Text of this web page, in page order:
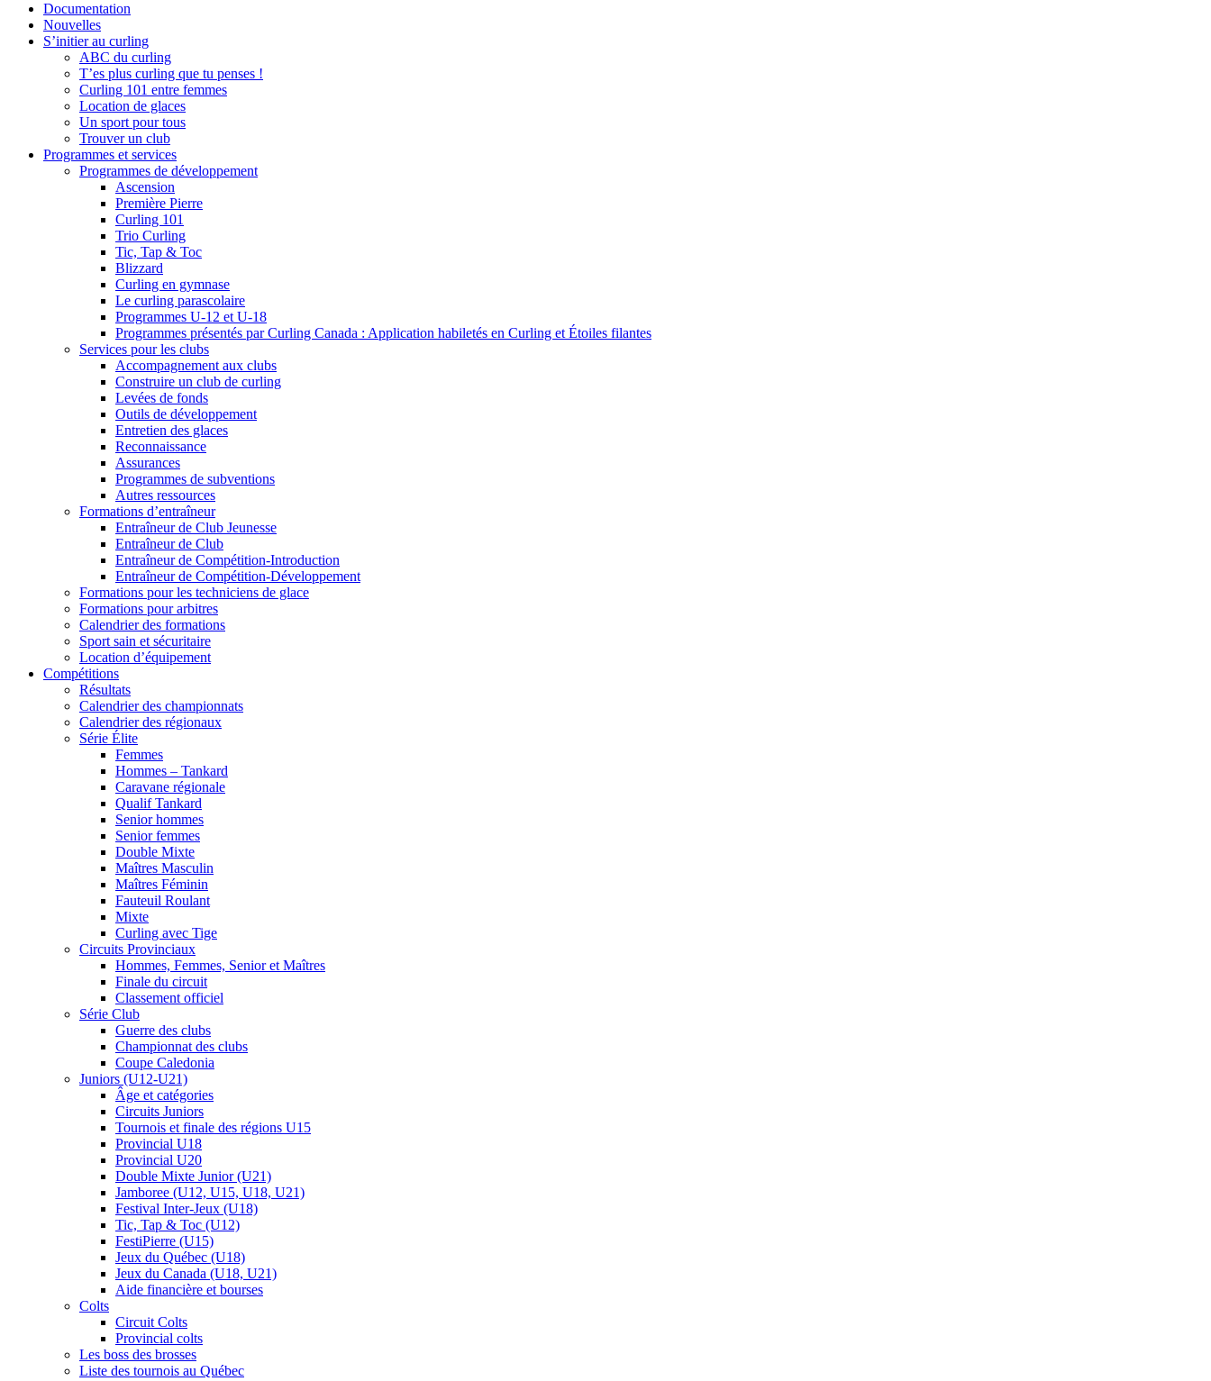
Documentation
Nouvelles
S’initier au curling
ABC du curling
T’es plus curling que tu penses !
Curling 101 entre femmes
Location de glaces
Un sport pour tous
Trouver un club
Programmes et services
Programmes de développement
Ascension
Première Pierre
Curling 101
Trio Curling
Tic, Tap & Toc
Blizzard
Curling en gymnase
Le curling parascolaire
Programmes U-12 et U-18
Programmes présentés par Curling Canada : Application habiletés en Curling et Étoiles filantes
Services pour les clubs
Accompagnement aux clubs
Construire un club de curling
Levées de fonds
Outils de développement
Entretien des glaces
Reconnaissance
Assurances
Programmes de subventions
Autres ressources
Formations d’entraîneur
Entraîneur de Club Jeunesse
Entraîneur de Club
Entraîneur de Compétition-Introduction
Entraîneur de Compétition-Développement
Formations pour les techniciens de glace
Formations pour arbitres
Calendrier des formations
Sport sain et sécuritaire
Location d’équipement
Compétitions
Résultats
Calendrier des championnats
Calendrier des régionaux
Série Élite
Femmes
Hommes – Tankard
Caravane régionale
Qualif Tankard
Senior hommes
Senior femmes
Double Mixte
Maîtres Masculin
Maîtres Féminin
Fauteuil Roulant
Mixte
Curling avec Tige
Circuits Provinciaux
Hommes, Femmes, Senior et Maîtres
Finale du circuit
Classement officiel
Série Club
Guerre des clubs
Championnat des clubs
Coupe Caledonia
Juniors (U12-U21)
Âge et catégories
Circuits Juniors
Tournois et finale des régions U15
Provincial U18
Provincial U20
Double Mixte Junior (U21)
Jamboree (U12, U15, U18, U21)
Festival Inter-Jeux (U18)
Tic, Tap & Toc (U12)
FestiPierre (U15)
Jeux du Québec (U18)
Jeux du Canada (U18, U21)
Aide financière et bourses
Colts
Circuit Colts
Provincial colts
Les boss des brosses
Liste des tournois au Québec